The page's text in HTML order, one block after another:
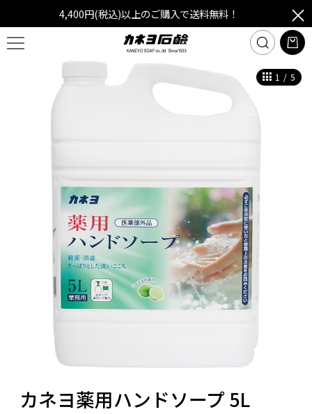
4,400円(税込)以上のご購入で送料無料！
1 / 5
カネヨ薬用ハンドソープ 5L